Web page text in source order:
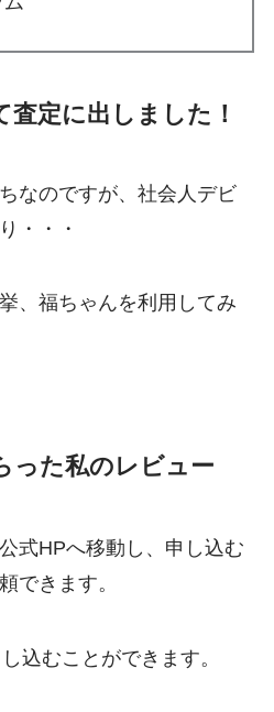
定に出しました！
なのですが、社会人デビ
・・・
、福ちゃんを利用してみ
った私のレビュー
式HPへ移動し、申し込む
できます。
込むことができます。